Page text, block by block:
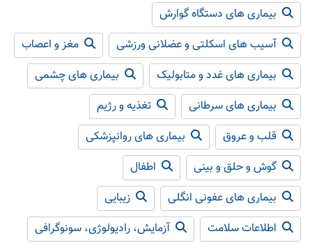
بیماری های دستگاه گوارش
آسیب های اسکلتی و عضلانی ورزشی
مغز و اعصاب
بیماری های غدد و متابولیک
بیماری های چشمی
بیماری های سرطانی
تغذیه و رژیم
قلب و عروق
بیماری های روانپزشکی
گوش و حلق و بینی
اطفال
بیماری های عفونی انگلی
زیبایی
اطلاعات سلامت
آزمایش، رادیولوژی، سونوگرافی